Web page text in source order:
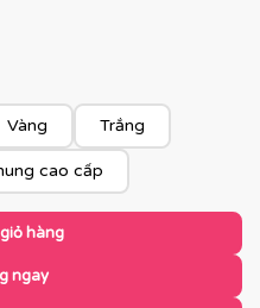
khung
Vàng Trắng
cao cấp
hàng
ngay